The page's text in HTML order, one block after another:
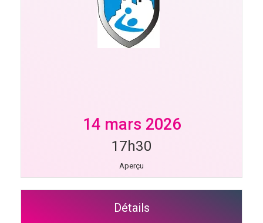
14 mars 2026
17h30
Aperçu
Détails